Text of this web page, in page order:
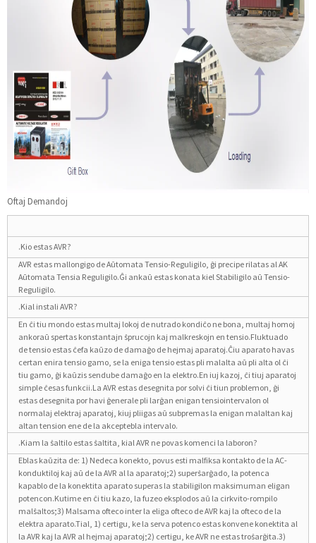
Oftaj Demandoj
.Kio estas AVR?
AVR estas mallongigo de Aŭtomata Tensio-Reguligilo, ĝi precipe rilatas al AK
Aŭtomata Tensia Reguligilo.Ĝi ankaŭ estas konata kiel Stabiligilo aŭ Tensio-
Reguligilo.
.Kial instali AVR?
En ĉi tiu mondo estas multaj lokoj de nutrado kondiĉo ne bona, multaj homoj
ankoraŭ spertas konstantajn ŝprucojn kaj malkreskojn en tensio.Fluktuado
de tensio estas ĉefa kaŭzo de damaĝo de hejmaj aparatoj.Ĉiu aparato havas
certan enira tensio gamo, se la eniga tensio estas pli malalta aŭ pli alta ol ĉi
tiu gamo, ĝi kaŭzis sendube damaĝo en la elektro.En iuj kazoj, ĉi tiuj aparatoj
simple ĉesas funkcii.La AVR estas desegnita por solvi ĉi tiun problemon, ĝi
estas desegnita por havi ĝenerale pli larĝan enigan tensiointervalon ol
normalaj elektraj aparatoj, kiuj pliigas aŭ subpremas la enigan malaltan kaj
altan tension ene de la akceptebla intervalo.
.Kiam la ŝaltilo estas ŝaltita, kial AVR ne povas komenci la laboron?
Eblas kaŭzita de: 1) Nedeca konekto, povus esti malfiksa kontakto de la AC-
konduktiloj kaj aŭ de la AVR al la aparatoj;2) superŝarĝado, la potenca
kapablo de la konektita aparato superas la stabiligilon maksimuman eligan
potencon.Kutime en ĉi tiu kazo, la fuzeo eksplodos aŭ la cirkvito-rompilo
malŝaltos;3) Malsama ofteco inter la eliga ofteco de AVR kaj la ofteco de la
elektra aparato.Tial, 1) certigu, ke la serva potenco estas konvene konektita al
la AVR kaj la AVR al hejmaj aparatoj;2) certigu, ke AVR ne estas troŝarĝita.3)